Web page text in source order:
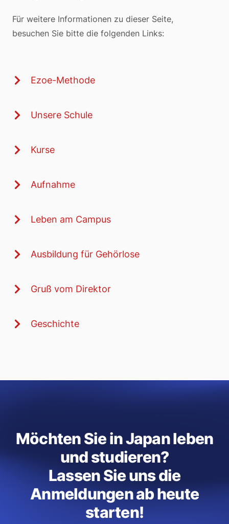
Für weitere Informationen zu dieser Seite,
besuchen Sie bitte die folgenden Links:
Ezoe-Methode
Unsere Schule
Kurse
Aufnahme
Leben am Campus
Ausbildung für Gehörlose
Gruß vom Direktor
Geschichte
Möchten Sie in Japan leben
und studieren?
Lassen Sie uns die
Anmeldungen ab heute
starten!